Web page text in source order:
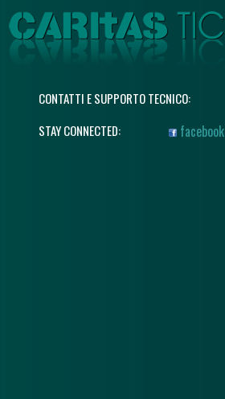
CONTATTI E SUPPORTO TECNICO:
STAY CONNECTED: facebook